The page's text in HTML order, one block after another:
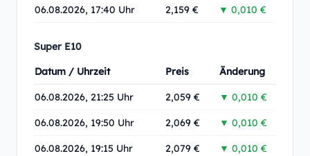
06.08.2026, 17:40 Uhr 2,159 € ▼ 0,010 €
Super E10
Datum / Uhrzeit
Preis Änderung
06.08.2026, 21:25 Uhr 2,059 € ▼ 0,010 €
06.08.2026, 19:50 Uhr 2,069 € ▼ 0,010 €
06.08.2026, 19:15 Uhr 2,079 € ▼ 0,010 €